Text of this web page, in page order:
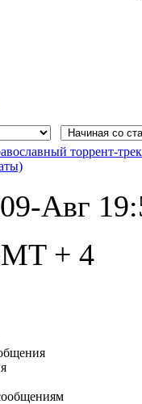
торрент-
09-Авг
+ 4